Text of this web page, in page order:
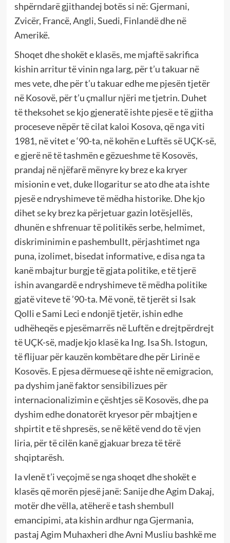
shpërndarë gjithandej botës si në: Gjermani,
Zvicër, Francë, Angli, Suedi, Finlandë dhe në
Amerikë.
Shoqet dhe shokët e klasës, me mjaftë sakrifica
kishin arritur të vinin nga larg, për t’u takuar në
mes vete, dhe për t’u takuar edhe me pjesën tjetër
në Kosovë, për t’u çmallur njëri me tjetrin. Duhet
të theksohet se kjo gjeneratë ishte pjesë e të gjitha
proceseve nëpër të cilat kaloi Kosova, që nga viti
1981, në vitet e ‘90-ta, në kohën e Luftës së UÇK-së,
e gjerë në të tashmën e gëzueshme të Kosovës,
prandaj në njëfarë mënyre ky brez e ka kryer
misionin e vet, duke llogaritur se ato dhe ata ishte
pjesë e ndryshimeve të mëdha historike. Dhe kjo
dihet se ky brez ka përjetuar gazin lotësjellës,
dhunën e shfrenuar të politikës serbe, helmimet,
diskriminimin e pashembullt, përjashtimet nga
puna, izolimet, bisedat informative, e disa nga ta
kanë mbajtur burgje të gjata politike, e të tjerë
ishin avangardë e ndryshimeve të mëdha politike
gjatë viteve të ’90-ta. Më vonë, të tjerët si Isak
Qolli e Sami Leci e ndonjë tjetër, ishin edhe
udhëheqës e pjesëmarrës në Luftën e drejtpërdrejt
të UÇK-së, madje kjo klasë ka Ing. Isa Sh. Istogun,
të flijuar për kauzën kombëtare dhe për Lirinë e
Kosovës. E pjesa dërmuese që ishte në emigracion,
pa dyshim janë faktor sensibilizues për
internacionalizimin e çështjes së Kosovës, dhe pa
dyshim edhe donatorët kryesor për mbajtjen e
shpirtit e të shpresës, se në këtë vend do të vjen
liria, për të cilën kanë gjakuar breza të tërë
shqiptarësh.
Ia vlenë t’i veçojmë se nga shoqet dhe shokët e
klasës që morën pjesë janë: Sanije dhe Agim Dakaj,
motër dhe vëlla, atëherë e tash shembull
emancipimi, ata kishin ardhur nga Gjermania,
pastaj Agim Muhaxheri dhe Avni Musliu bashkë me